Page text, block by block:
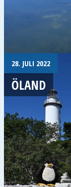
28. JULI 2022
ÖLAND